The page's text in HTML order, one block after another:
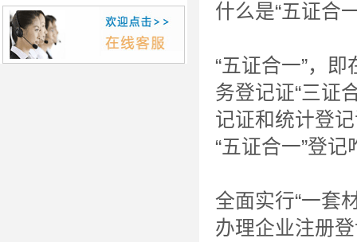
什么是“五证合
“五证合一”，
务登记证“三证
记证和统计登
“五证合一”登记
全面实行“一套
办理企业注册登